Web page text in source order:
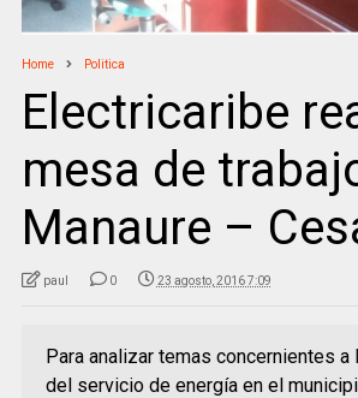
Home Politica
Electricaribe
mesa de
Manaure –
paul 0 23 agosto, 2016 7:09
Para analizar temas concernientes a
del servicio de energía en el